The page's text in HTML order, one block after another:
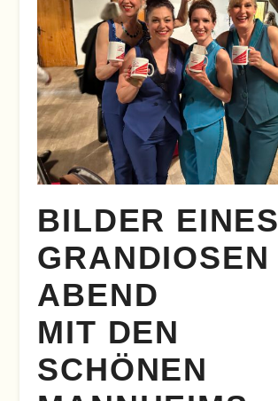
BILDER EINES
GRANDIOSEN
ABEND
MIT DEN
SCHÖNEN